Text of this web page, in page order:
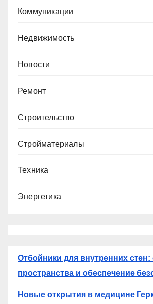
Коммуникации
Недвижимость
Новости
Ремонт
Строительство
Стройматериалы
Техника
Энергетика
Отбойники для внутренних стен:
пространства и обеспечение
Новые открытия в медицине